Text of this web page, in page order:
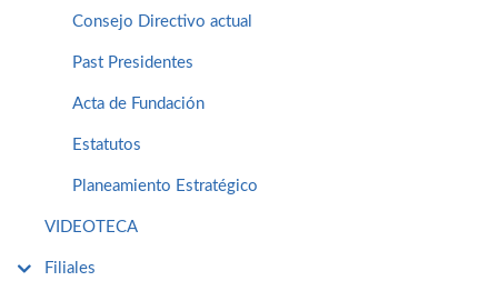
Consejo Directivo actual
Past Presidentes
Acta de Fundación
Estatutos
Planeamiento Estratégico
VIDEOTECA
Filiales